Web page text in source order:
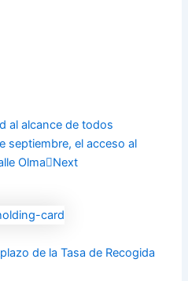
al alcance de todos
septiembre, el acceso al
Olma
Next
de la Tasa de Recogida